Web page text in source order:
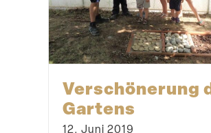
Verschö­nerung
Gartens
12. Juni 2019